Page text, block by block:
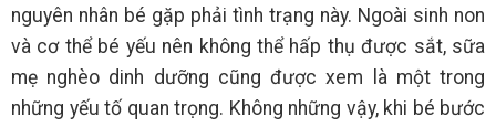
nguyên nhân bé gặp phải tình trạng này. Ngoài sinh non
và cơ thể bé yếu nên không thể hấp thụ được sắt, sữa
mẹ nghèo dinh dưỡng cũng được xem là một trong
những yếu tố quan trọng. Không những vậy, khi bé bước